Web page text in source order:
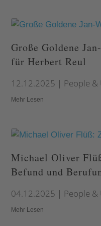
Große Goldene
für Herbert Reul
12.12.2025 | People
Mehr Lesen
Michael Oliver
Befund und
04.12.2025 | People
Mehr Lesen